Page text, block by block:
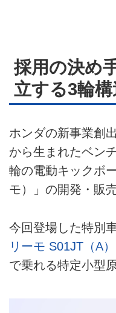
広告掲載
採用の決め
立する3輪
ホンダの新事業創
から生まれたベン
輪の電動キックボ
モ）」の開発・販
今回登場した特別
リーモ S01JT（A）
で乗れる特定小型